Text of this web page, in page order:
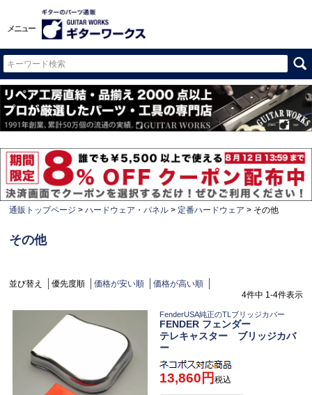
メニュー
通販トップページ ハードウェア・パネル 定番ハードウェア その他
その他
並び替え 優先度順 価格が安い順
価格が高い順
4件中 1-4件表示
FenderUSA純正のTLブリッジカバー
FENDER フェンダー
テレキャスター ブリッジカバ
ー
13,860 税込